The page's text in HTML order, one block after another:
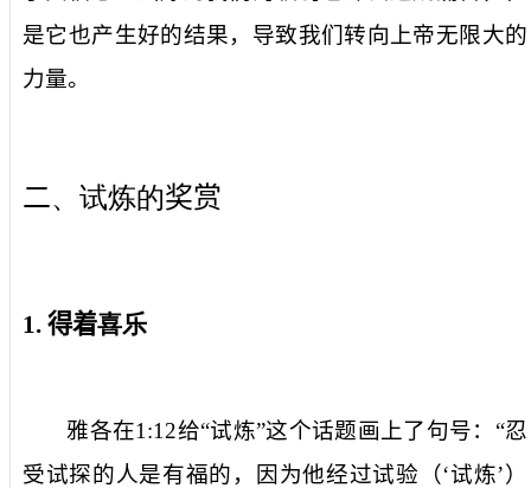
是它也产生好的结果，导致我们转向上帝无限大的
力量。
二、试炼的奖赏
1. 得着喜乐
雅各在1:12给“试炼”这个话题画上了句号： “忍
受试探的人是有福的 ，
因为他经过试验（‘试炼’）